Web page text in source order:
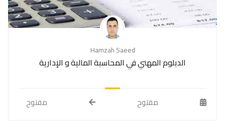
Hamzah Saeed
الدبلوم المهني في المحاسبة المالية و الإدارية
مفتوح مفتوح